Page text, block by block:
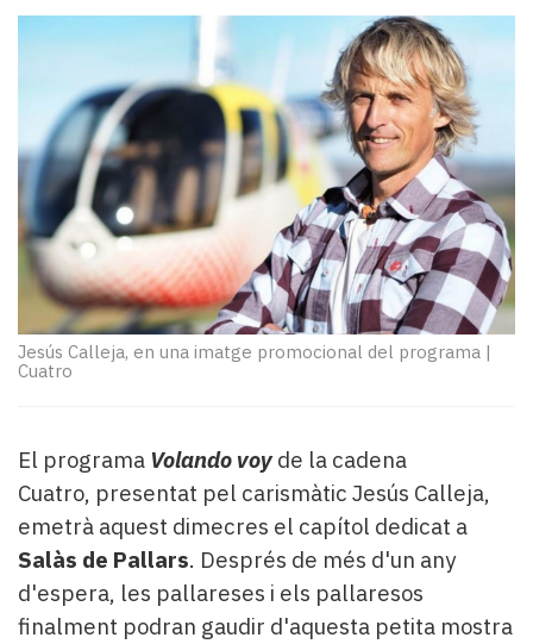
mitjans
El
Reportatges
Entrevistes
Enquestes
A
escena!
Dis
la
teva!
Subscriptors
La
newsletter
Contingut
patrocinat
més
llegit...
Editorial
Jesús Calleja, en una imatge promocional del programa |
Cuatro
El programa Volando voyde la cadena
Cuatro, presentat pel carismàtic Jesús Calleja,
emetrà aquest dimecres el capítol dedicat a
Salàs de Pallars. Després de més d'un any
d'espera, les pallareses i els pallaresos
finalment podran gaudir d'aquesta petita mostra